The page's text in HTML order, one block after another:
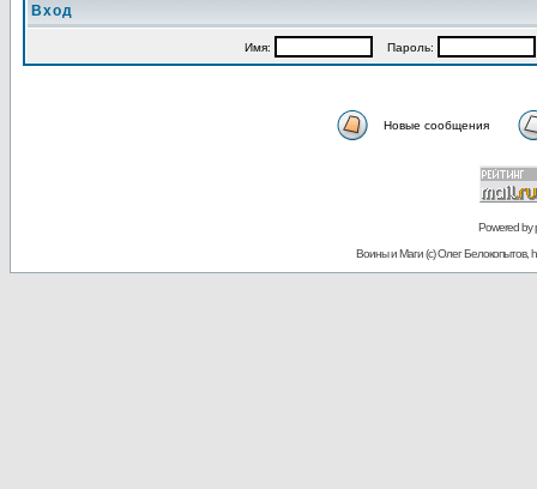
Вход
Имя: Пароль:
Новые сообщения
Powered by
Воины и Маги (c) Олег Белокопытов,